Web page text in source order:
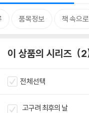
품목정보 책 속으로
이 상품의 시리즈 2
전체선택
고구려 최후의 날